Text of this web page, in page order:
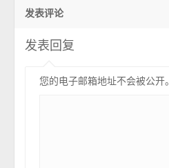
发表评论
发表回复
您的电子邮箱地址不会被公开。